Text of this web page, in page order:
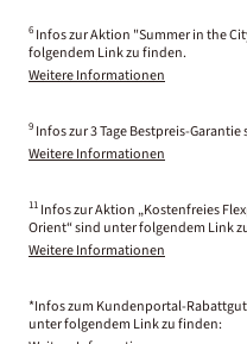
6 Infos zur Aktion "Summer in the
folgendem Link zu finden.
Weitere Informationen
9 Infos zur 3 Tage Bestpreis-
Weitere Informationen
11 Infos zur Aktion „Kostenfreies
Orient“ sind unter folgendem Link
Weitere Informationen
*Infos zum Kundenportal-
unter folgendem Link zu finden: